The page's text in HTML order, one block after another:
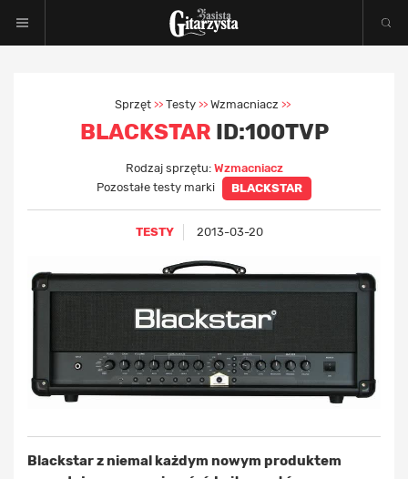
Sprzęt >> Testy >> Wzmacniacz >>
BLACKSTAR ID:100TVP
Rodzaj sprzętu: Wzmacniacz
Pozostałe testy marki
BLACKSTAR
TESTY 2013-03-20
Blackstar z niemal każdym nowym produktem